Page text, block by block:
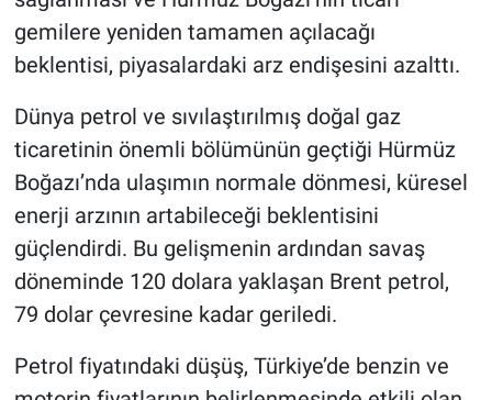
gemilere yeniden tamamen açılacağı
beklentisi, piyasalardaki arz endişesini azalttı.
Dünya petrol ve sıvılaştırılmış doğal gaz
ticaretinin önemli bölümünün geçtiği Hürmüz
Boğazı’nda ulaşımın normale dönmesi, küresel
enerji arzının artabileceği beklentisini
güçlendirdi. Bu gelişmenin ardından savaş
döneminde 120 dolara yaklaşan Brent petrol,
79 dolar çevresine kadar geriledi.
Petrol fiyatındaki düşüş, Türkiye’de benzin ve